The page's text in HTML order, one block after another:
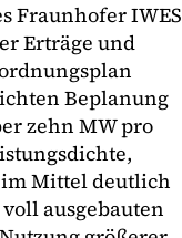
Fraunhofer IWES
Erträge und
Beplanung
zehn MW pro
Mittel deutlich
ausgebauten